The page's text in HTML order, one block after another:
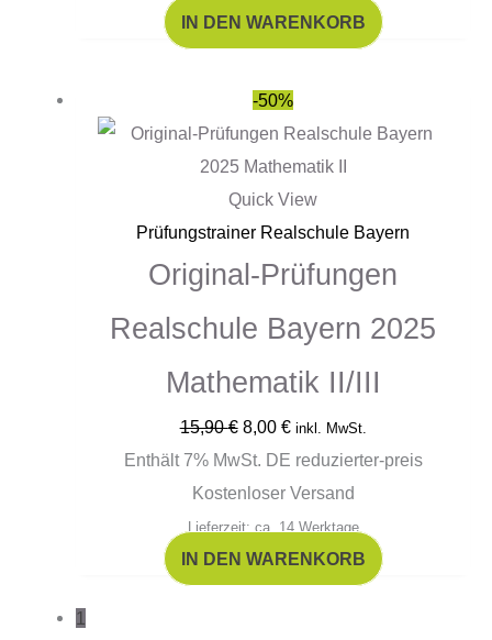
IN DEN WARENKORB
-50%
Quick View
Prüfungstrainer Realschule Bayern
Original-Prüfungen
Realschule Bayern 2025
Mathematik II/III
15,90€
Ursprünglicher
Preis
war:
15,90 €
8,00 €
Aktueller
Preis
ist:
8,00 €.
inkl. MwSt.
Enthält 7% MwSt. DE reduzierter-preis
Kostenloser Versand
Lieferzeit: ca. 14 Werktage
IN DEN WARENKORB
1